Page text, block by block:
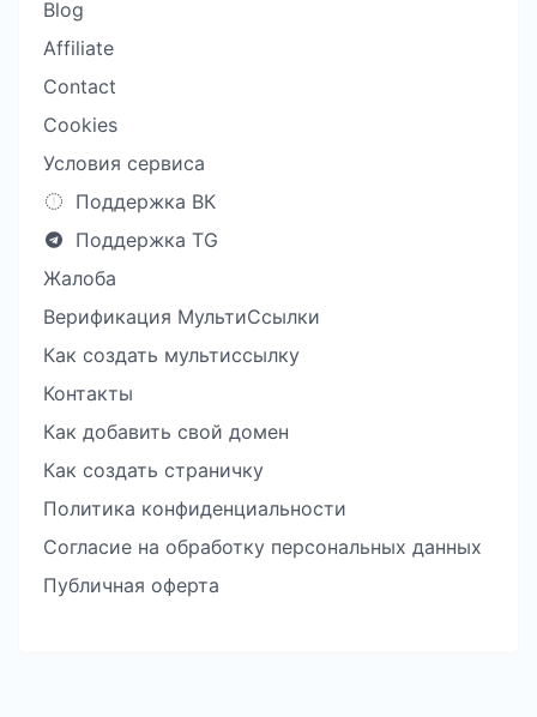
Blog
Affiliate
Contact
Cookies
Условия сервиса
Поддержка ВК
Поддержка TG
Жалоба
Верификация МультиСсылки
Как создать мультиссылку
Контакты
Как добавить свой домен
Как создать страничку
Политика конфиденциальности
Согласие на обработку персональных данных
Публичная оферта